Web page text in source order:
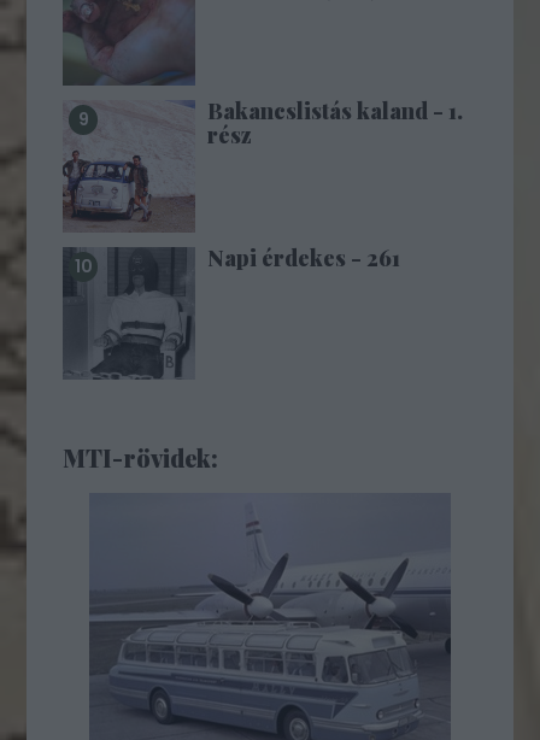
Bakancslistás kaland - 1.
rész
Napi érdekes - 261
MTI-rövidek: